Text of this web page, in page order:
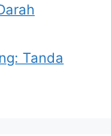
Tanda